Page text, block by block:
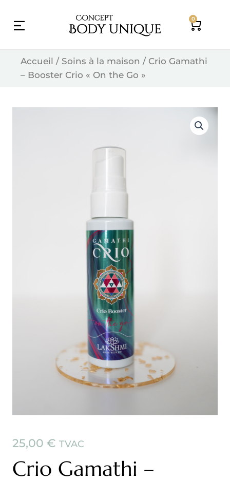
0
Cart
Accueil / Soins à la maison / Crio Gamathi
– Booster Crio « On the Go »
25,00 € TVAC
Crio Gamathi –